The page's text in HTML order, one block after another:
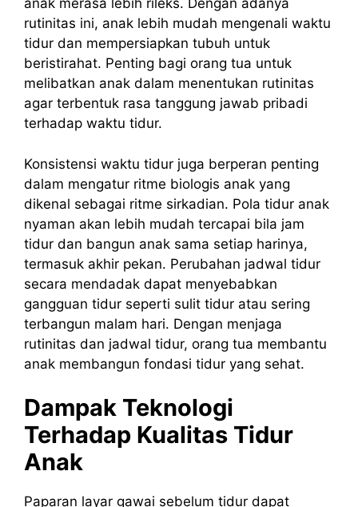
anak merasa lebih rileks. Dengan adanya
rutinitas ini, anak lebih mudah mengenali waktu
tidur dan mempersiapkan tubuh untuk
beristirahat. Penting bagi orang tua untuk
melibatkan anak dalam menentukan rutinitas
agar terbentuk rasa tanggung jawab pribadi
terhadap waktu tidur.
Konsistensi waktu tidur juga berperan penting
dalam mengatur ritme biologis anak yang
dikenal sebagai ritme sirkadian. Pola tidur anak
nyaman akan lebih mudah tercapai bila jam
tidur dan bangun anak sama setiap harinya,
termasuk akhir pekan. Perubahan jadwal tidur
secara mendadak dapat menyebabkan
gangguan tidur seperti sulit tidur atau sering
terbangun malam hari. Dengan menjaga
rutinitas dan jadwal tidur, orang tua membantu
anak membangun fondasi tidur yang sehat.
Dampak Teknologi
Terhadap Kualitas Tidur
Anak
Paparan layar gawai sebelum tidur dapat